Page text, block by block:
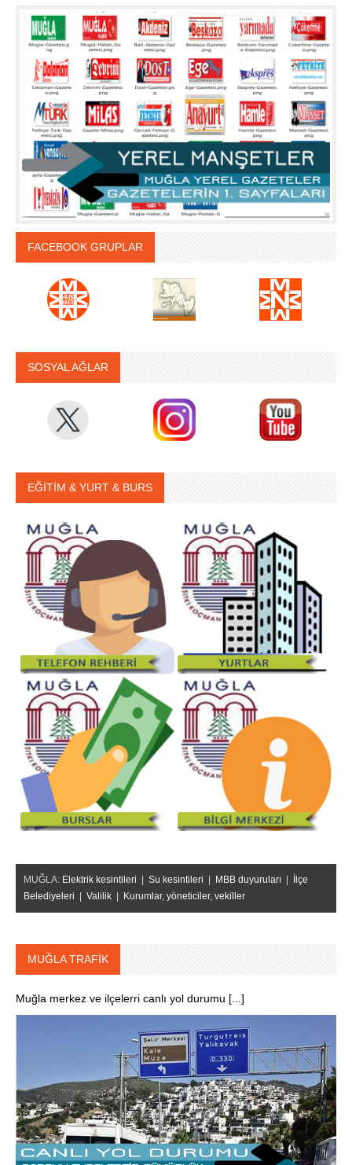
FACEBOOK GRUPLAR
SOSYAL AĞLAR
EĞİTİM & YURT & BURS
MUĞLA: Elektrik kesintileri Su kesintileri MBB duyuruları
İlçe
Belediyeleri
Valilik Kurumlar, yöneticiler, vekiller
MUĞLA TRAFİK
Muğla merkez ve ilçelerri canlı yol durumu [...]